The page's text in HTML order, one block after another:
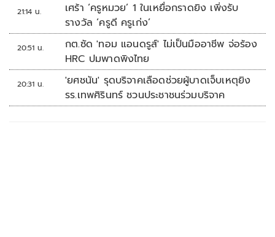
21:14 น.
เศร้า ‘ครูหมวย’ 1 ในเหยื่อกราดยิง เพิ่งรับ
รางวัล ‘ครูดี ครูเก่ง’
20:51 น.
กต.ซัด 'ทอม แอนดรูส์' ไม่เป็นมืออาชีพ จ่อร้อง
HRC ปมพาดพิงไทย
20:31 น.
'ยศชนัน' รุดบริจาคเลือดช่วยผู้บาดเจ็บเหตุยิง
รร.เทพศิรินทร์ ชวนประชาชนร่วมบริจาค